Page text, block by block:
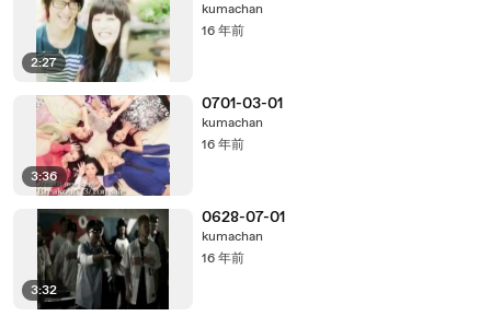
2:27
kumachan
16 年前
3:36
0701-03-01
kumachan
16 年前
3:32
0628-07-01
kumachan
16 年前